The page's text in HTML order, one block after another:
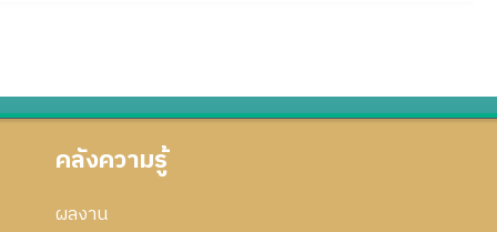
จิ
ก
คลังความรู้
ผลงาน